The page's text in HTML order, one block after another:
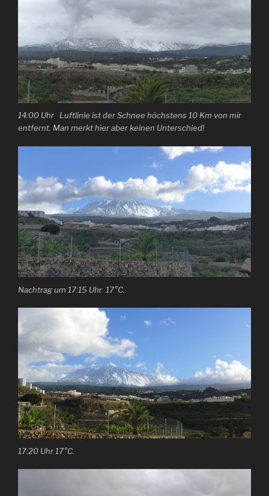
14:00 Uhr Luftlinie ist der Schnee höchstens 10 Km von mir
entfernt. Man merkt hier aber keinen Unterschied!
Nachtrag um 17:15 Uhr 17°C.
17:20 Uhr 17°C.